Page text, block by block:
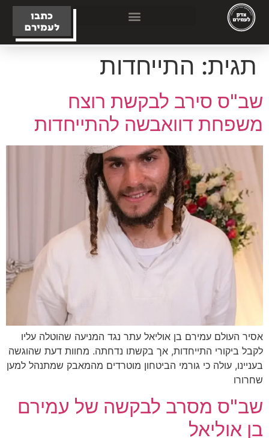
כתבו
לעמירם
תגית: התייחדות
שב"ס סירב לבקשת רוצח
משפחת דוואבשה להתייחדות
אסיר העולם עמירם בן אוליאל עתר נגד המניעה שהוטלה עליו
לקבל ביקורי התייחדות, אך בקשתו נדחתה. מחוות דעת שהוגשה
בעניינו, עולה כי גורמי הביטחון מוטרדים מהמאבק שמתנהל למען
שחרורו
שב"ס מסרב לבקשה של עמירם
בן אוליאל